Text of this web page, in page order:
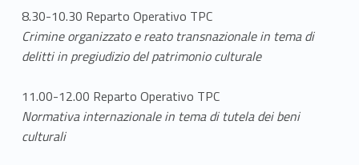
8.30-10.30 Reparto Operativo TPC
Crimine organizzato e reato transnazionalein tema di
delitti in pregiudizio del patrimonio culturale
11.00-12.00 Reparto Operativo TPC
Normativa internazionale in tema di tutela dei beni
culturali